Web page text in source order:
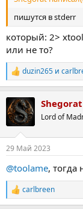
пишутся в stderr
который: 2>
или не то?
Р
е
к
ц
и
duzin265 и
Shegorat
Lord of
29 Май 2023
@toolame, тогда
Р
е
carlbreen